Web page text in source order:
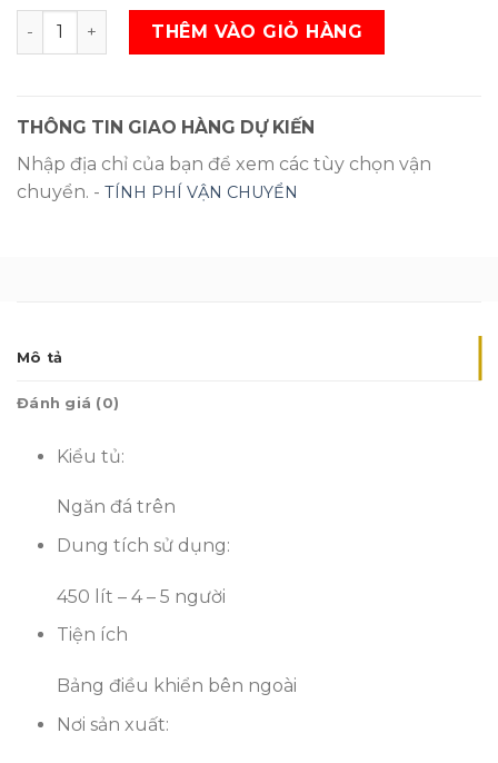
Tủ lạnh Hitachi Inverter 450 lít R-VG540PGV3 GBK SL
THÊM VÀO GIỎ HÀNG
THÔNG TIN GIAO HÀNG DỰ KIẾN
Nhập địa chỉ của bạn để xem các tùy chọn vận
chuyển. - TÍNH PHÍ VẬN CHUYỂN
Mô tả
Đánh giá (0)
Kiểu tủ:
Ngăn đá trên
Dung tích sử dụng:
450 lít – 4 – 5 người
Tiện ích
Bảng điều khiển bên ngoài
Nơi sản xuất: